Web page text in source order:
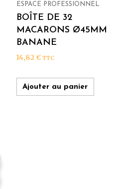
ESPACE PROFESSIONNEL
BOÎTE DE 32
MACARONS Ø45MM
BANANE
14,82 € TTC
Ajouter au panier